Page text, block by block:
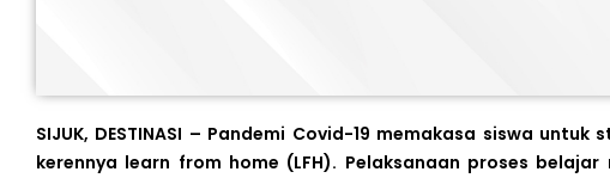
SIJUK, DESTINASI – Pandemi Covid-19 memakasa siswa
kerennya learn from home (LFH). Pelaksanaan proses